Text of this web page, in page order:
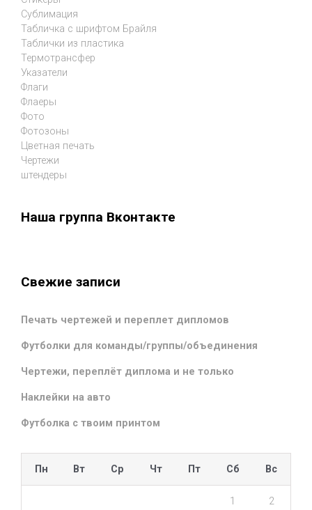
Сублимация
Табличка с шрифтом Брайля
Таблички из пластика
Термотрансфер
Указатели
Флаги
Флаеры
Фото
Фотозоны
Цветная печать
Чертежи
штендеры
Наша группа Вконтакте
Свежие записи
Печать чертежей и переплет дипломов
Футболки для команды/группы/объединения
Чертежи, переплёт диплома и не только
Наклейки на авто
Футболка с твоим принтом
Пн Вт Ср Чт Пт Сб Вс
1 2